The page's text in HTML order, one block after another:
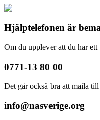
Hjälptelefonen är
Om du upplever att du har
0771-13 80 00
Det går också bra att maila
info@nasverige.org